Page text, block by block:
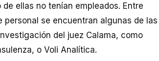
ellas no tenían empleados. Entre
personal se encuentran algunas de las
del juez Calama, como
o Voli Analítica.